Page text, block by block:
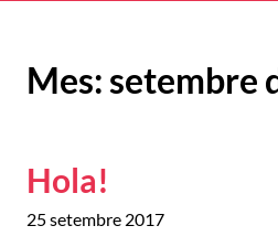
Mes:setembre
Hola!
25 setembre 2017